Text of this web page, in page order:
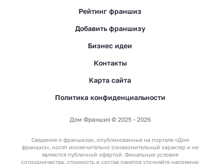
Рейтинг франшиз
Добавить франшизу
Бизнес идеи
Контакты
Карта сайта
Политика конфиденциальности
Дом Франшиз © 2025 - 2026